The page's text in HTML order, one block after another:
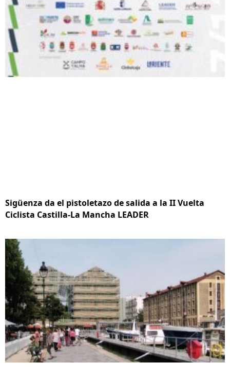
Sigüenza da el pistoletazo de salida a la II Vuelta
Ciclista Castilla-La Mancha LEADER